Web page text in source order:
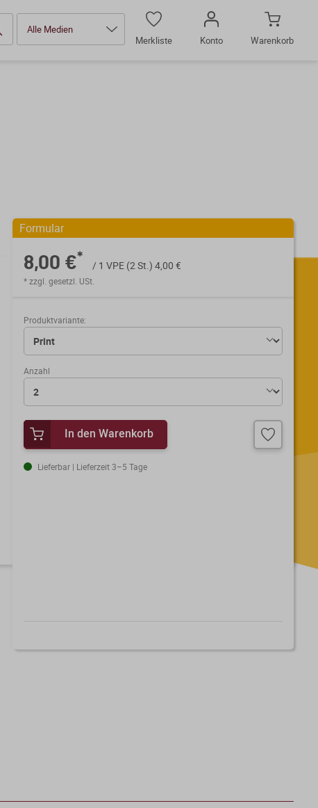
Alle Medien
Merkliste
Konto Warenkorb
Formular
8,00 €*
/ 1 VPE (2 St.) 4,00 €
* zzgl. gesetzl. USt.
Produktvariante:
Anzahl
In den Warenkorb
Lieferbar | Lieferzeit 3–5 Tage